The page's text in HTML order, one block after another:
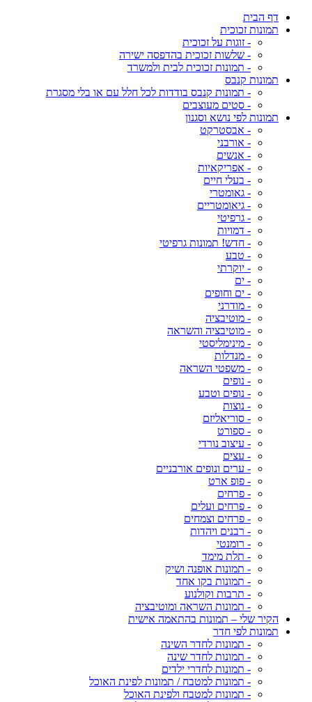
דף הבית
תמונות זכוכית
- זוגות על זכוכית
- שלשות זכוכית בהדפסה ישירה
- תמונות זכוכית לבית ולמשרד
תמונות קנבס
- תמונות קנבס בודדות לכל חלל עם או בלי מסגרת
- סטים מעוצבים
תמונות לפי נושא וסגנון
- אבסטרקט
- אורבני
- אנשים
- אפריקאיות
- בעלי חיים
- גאומטרי
- גיאומטריים
- גרפיטי
- דמויות
- חדש! תמונות גרפיטי
- טבע
- יוקרתי
- ים
- ים וחופים
- מודרני
- מוטיבציה
- מוטיבציה והשראה
- מינימליסטי
- מנדלות
- משפטי השראה
- נופים
- נופים וטבע
- נוצות
- סוריאליזם
- ספורט
- עיצוב נורדי
- עצים
- ערים ונופים אורבניים
- פופ ארט
- פרחים
- פרחים ועלים
- פרחים וצמחים
- רבנים ויהדות
- רומנטי
- תלת מימד
- תמונות אופנה ושיק
- תמונות בקו אחד
- תרבות וקולנוע
- תמונות השראה ומוטיבציה
הקיר שלי – תמונות בהתאמה אישית
תמונות לפי חדר
- תמונות לחדר השינה
- תמונות לחדר שינה
- תמונות לחדרי ילדים
- תמונות למטבח / תמונות לפינת האוכל
- תמונות למטבח ולפינת האוכל